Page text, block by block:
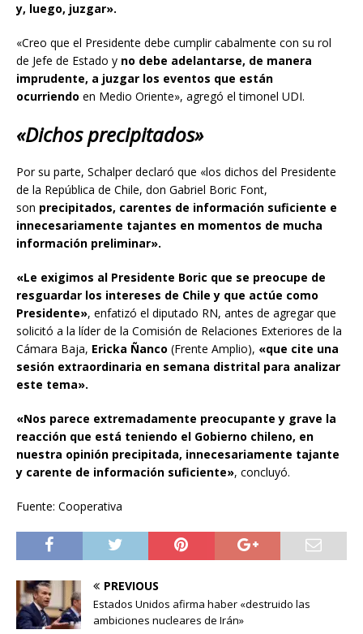
y, luego, juzgar».
«Creo que el Presidente debe cumplir cabalmente con su rol
de Jefe de Estado y no debe adelantarse, de manera
imprudente, a juzgar los eventos que están
ocurriendo en Medio Oriente», agregó el timonel UDI.
«Dichos precipitados»
Por su parte, Schalper declaró que «los dichos del Presidente
de la República de Chile, don Gabriel Boric Font,
son precipitados, carentes de información suficiente e
innecesariamente tajantes en momentos de mucha
información preliminar».
«Le exigimos al Presidente Boric que se preocupe de
resguardar los intereses de Chile y que actúe como
Presidente», enfatizó el diputado RN, antes de agregar que
solicitó a la líder de la Comisión de Relaciones Exteriores de la
Cámara Baja, Ericka Ñanco (Frente Amplio), «que cite una
sesión extraordinaria en semana distrital para analizar
este tema».
«Nos parece extremadamente preocupante y grave la
reacción que está teniendo el Gobierno chileno, en
nuestra opinión precipitada, innecesariamente tajante
y carente de información suficiente», concluyó.
Fuente: Cooperativa
PREVIOUS
Estados Unidos afirma haber «destruido las
ambiciones nucleares de Irán»